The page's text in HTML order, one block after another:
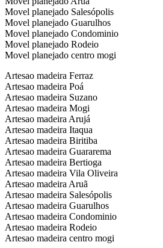
Movel planejado Salesópolis
Movel planejado Guarulhos
Movel planejado Condominio
Movel planejado Rodeio
Movel planejado centro mogi
Artesao madeira Ferraz
Artesao madeira Poá
Artesao madeira Suzano
Artesao madeira Mogi
Artesao madeira Arujá
Artesao madeira Itaqua
Artesao madeira Biritiba
Artesao madeira Guararema
Artesao madeira Bertioga
Artesao madeira Vila Oliveira
Artesao madeira Aruã
Artesao madeira Salesópolis
Artesao madeira Guarulhos
Artesao madeira Condominio
Artesao madeira Rodeio
Artesao madeira centro mogi